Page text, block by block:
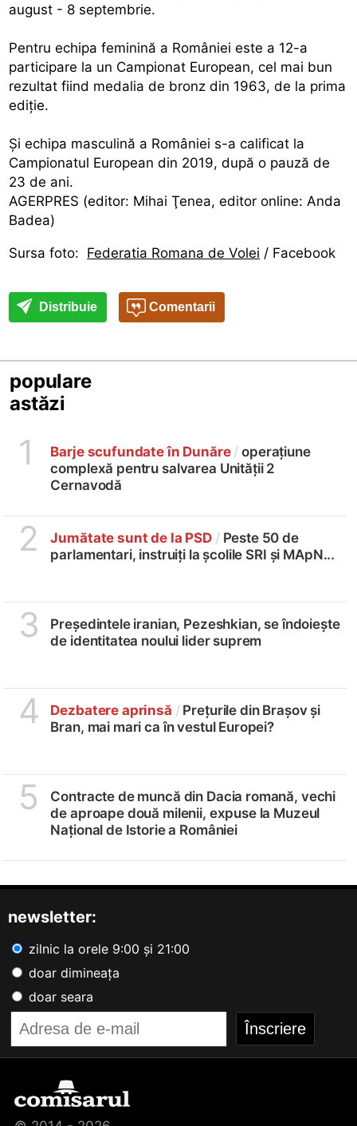
august - 8 septembrie.
Pentru echipa feminină a României este a 12-a
participare la un Campionat European, cel mai bun
rezultat fiind medalia de bronz din 1963, de la prima
ediţie.
Şi echipa masculină a României s-a calificat la
Campionatul European din 2019, după o pauză de
23 de ani.
AGERPRES (editor: Mihai Ţenea, editor online: Anda
Badea)
Sursa foto: Federatia Romana de Volei / Facebook
Distribuie Comentarii
populare
astăzi
1 Barje scufundate în Dunăre / operațiune
complexă pentru salvarea Unității 2
Cernavodă
2 Jumătate sunt de la PSD / Peste 50 de
parlamentari, instruiți la școlile SRI și MApN...
3
Președintele iranian, Pezeshkian, se îndoiește
de identitatea noului lider suprem
4 Dezbatere aprinsă /Prețurile din Brașov și
Bran, mai mari ca în vestul Europei?
5
Contracte de muncă din Dacia romană, vechi
de aproape două milenii, expuse la Muzeul
Național de Istorie a României
newsletter:
zilnic la orele 9:00 și 21:00
doar dimineața
doar seara